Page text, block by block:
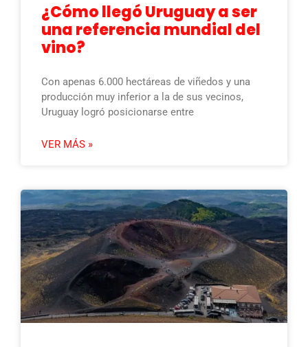
¿Cómo llegó Uruguay a ser
una referencia mundial del
vino?
Con apenas 6.000 hectáreas de viñedos y una
producción muy inferior a la de sus vecinos,
Uruguay logró posicionarse entre
VER MÁS »